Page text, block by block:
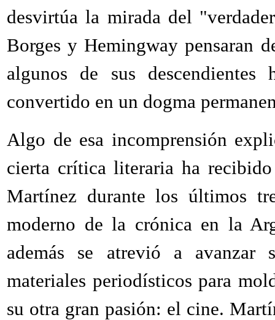
desvirtúa la mirada del
Borges y Hemingway pensaran
algunos de sus
convertido en un dogma
Algo de esa incomprensión
cierta crítica literaria ha
Martínez durante los últimos
moderno de la crónica en la
además se atrevió a
materiales periodísticos para
su otra gran pasión: el cine.